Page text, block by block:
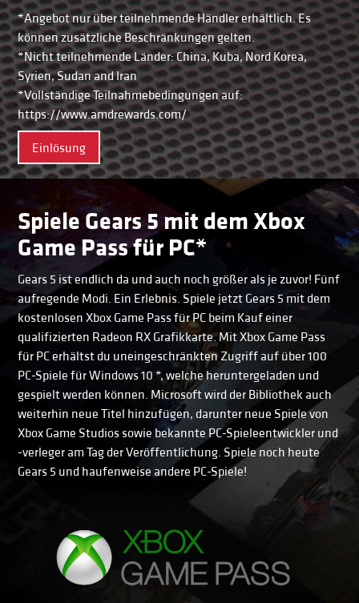
*Angebot nur über teilnehmende Händler erhältlich. Es
können zusätzliche Beschränkungen gelten.
*Nicht teilnehmende Länder: China, Kuba, Nord Korea,
Syrien, Sudan and Iran
*Vollständige Teilnahmebedingungen auf:
https://www.amdrewards.com/
Einlösung
Spiele Gears 5 mit dem Xbox
Game Pass für PC*
Gears 5 ist endlich da und auch noch größer als je zuvor! Fünf
aufregende Modi. Ein Erlebnis. Spiele jetzt Gears 5 mit dem
kostenlosen Xbox Game Pass für PC beim Kauf einer
qualifizierten Radeon RX Grafikkarte. Mit Xbox Game Pass
für PC erhältst du uneingeschränkten Zugriff auf über 100
PC-Spiele für Windows 10 *, welche heruntergeladen und
gespielt werden können. Microsoft wird der Bibliothek auch
weiterhin neue Titel hinzufügen, darunter neue Spiele von
Xbox Game Studios sowie bekannte PC-Spieleentwickler und
-verleger am Tag der Veröffentlichung. Spiele noch heute
Gears 5 und haufenweise andere PC-Spiele!